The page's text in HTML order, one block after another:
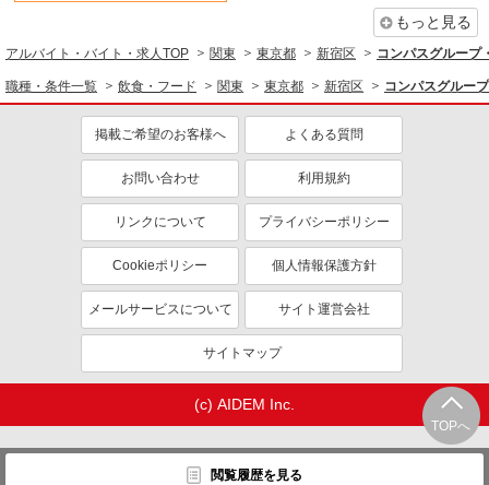
TOPへ
閲覧履歴を見る
もっと見る
アルバイト・バイト・求人TOP 関東 東京都 新宿区 コンパスグルー
職種・条件一覧 飲食・フード 関東 東京都 新宿区 コンパスグルー
掲載ご希望のお客様へ よくある質問
お問い合わせ 利用規約
リンクについて プライバシーポリシー
Cookieポリシー 個人情報保護方針
メールサービスについて サイト運営会社
サイトマップ
(c) AIDEM Inc.